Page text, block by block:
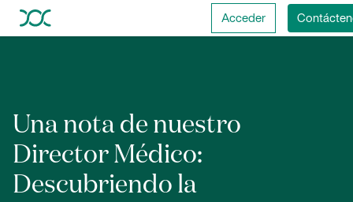
Acceder
Una nota de nuestro
Director Médico:
Descubriendo la